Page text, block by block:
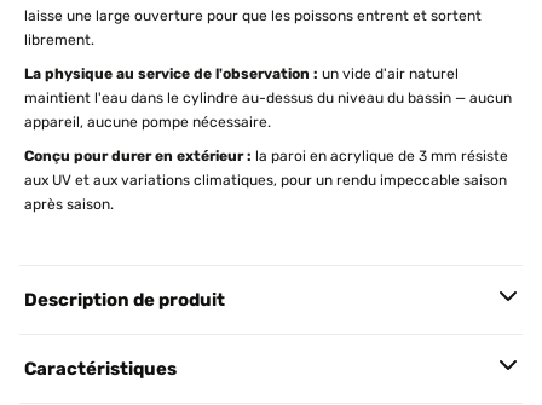
laisse une large ouverture pour que les poissons entrent et sortent
librement.
La physique au service de l'observation : un vide d'air naturel
maintient l'eau dans le cylindre au-dessus du niveau du bassin — aucun
appareil, aucune pompe nécessaire.
Conçu pour durer en extérieur : la paroi en acrylique de 3 mm résiste
aux UV et aux variations climatiques, pour un rendu impeccable saison
après saison.
Description de produit
Caractéristiques